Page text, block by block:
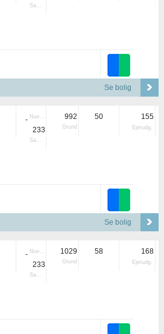
Samlet
Se bolig
- Nuvær.
233
Samlet
992
Grund
50 155
Ejerudg.
Se bolig
- Nuvær.
233
Samlet
1029
Grund
58 168
Ejerudg.